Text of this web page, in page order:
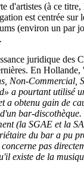
d'artistes (à ce
est centrée sur
(environ un par
juridique des
En Hollande,
Non-Commercial,
a pourtant utilisé
a obtenu gain de
bar-
(la SGAE et la
du bar a pu
pas
existe de la